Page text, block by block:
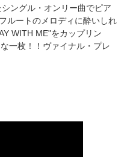
ングル・オンリー曲でピア
ルートのメロディに酔いしれ
WITH ME"をカップリン
一枚！！ヴァイナル・プレ